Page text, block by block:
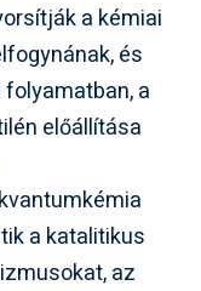
a kémiai
és
a
előállítása
a katalitikus
az